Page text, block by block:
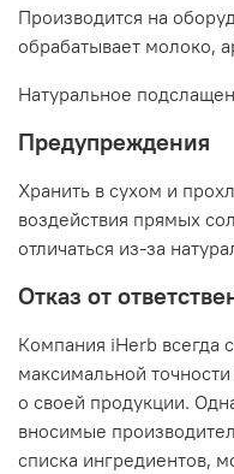
Производится на
обрабатывает молоко,
Натуральное
Предупреждения
Хранить в сухом и
воздействия прямых
отличаться из-за
Отказ от
Компания iHerb всегда
максимальной
о своей продукции.
вносимые
списка ингредиентов,